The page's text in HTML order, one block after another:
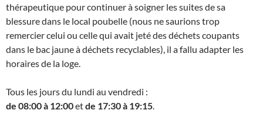
thérapeutique pour continuer à soigner les suites de sa
blessure dans le local poubelle (nous ne saurions trop
remercier celui ou celle qui avait jeté des déchets coupants
dans le bac jaune à déchets recyclables), il a fallu adapter les
horaires de la loge.
Tous les jours du lundi au vendredi :
de 08:00 à 12:00etde 17:30 à 19:15.